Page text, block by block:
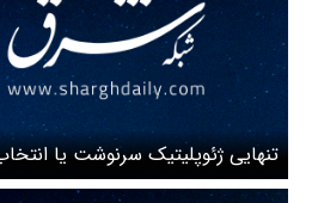
تنهایی ژئوپلیتیک سرنوشت یا